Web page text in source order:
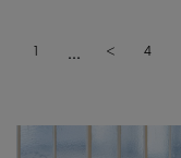
1 ... < 4